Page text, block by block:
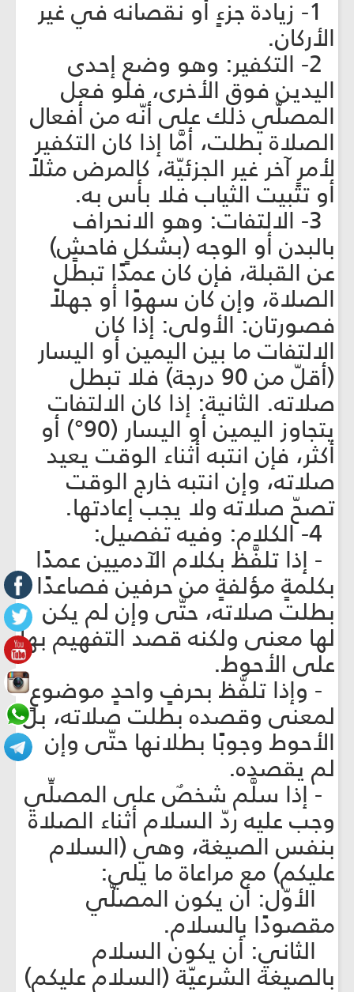
1- زيادة جزءٍ أو نقصانه في غير
الأركان.
2- التكفير: وهو وضع إحدى
اليدين فوق الأخرى، فلو فعل
المصلّي ذلك على أنّه من أفعال
الصلاة بطلت، أمَّا إذا كان التكفير
لأمرٍ آخر غير الجزئيّة، كالمرض مثلاً
أو تثبيت الثياب فلا بأس به.
3- الالتفات: وهو الانحراف
بالبدن أو الوجه (بشكلٍ فاحشٍ)
عن القبلة، فإن كان عمدًا تبطل
الصلاة، وإن كان سهوًا أو جهلاً
فصورتان: الأولى: إذا كان
الالتفات ما بين اليمين أو اليسار
(أقلّ من 90 درجة) فلا تبطل
صلاته. الثانية: إذا كان الالتفات
يتجاوز اليمين أو اليسار (90°) أو
أكثر، فإن انتبه أثناء الوقت يعيد
صلاته، وإن انتبه خارج الوقت
تصحّ صلاته ولا يجب إعادتها.
- إذا تلفَّظ بكلام الآدميين عمدًا
بكلمةٍ مؤلفةٍ من حرفين فصاعدًا
بطلت صلاته، حتّى وإن لم يكن
لها معنى ولكنه قصد التفهيم بها
على الأحوط.
- وإذا تلفّظ بحرفٍ واحدٍ موضوعٍ
لمعنى وقصده بطلت صلاته، بل
الأحوط وجوبًا بطلانها حتّى وإن
لم يقصده.
- إذا سلَّم شخصٌ على المصلِّي
وجب عليه ردّ السلام أثناء الصلاة
بنفس الصيغة، وهي (السلام
عليكم) مع مراعاة ما يلي:
الأوّل: أن يكون المصلّي
مقصودًا بالسلام.
الثاني: أن يكون السلام
بالصيغة الشرعيّة (السلام عليكم)